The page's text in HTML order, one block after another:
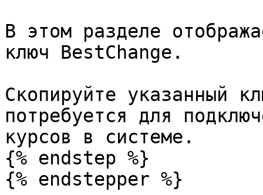
В этом разделе
ключ BestChange.
Скопируйте указанный
потребуется для
курсов в системе.
{% endstep %}
{% endstepper %}